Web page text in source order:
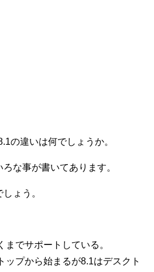
の違いは何でしょうか。
な事が書いてあります。
ょう。
までサポートしている。
ップから始まるが8.1はデスクト